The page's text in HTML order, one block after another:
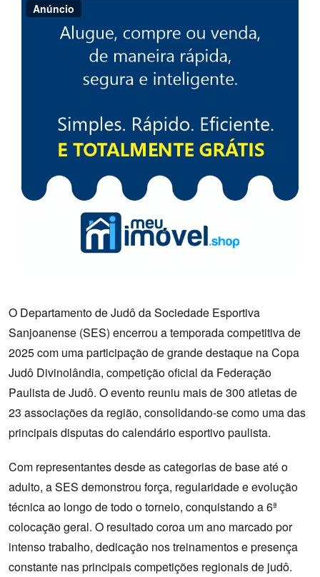
Anúncio
O Departamento de Judô da Sociedade Esportiva
Sanjoanense (SES) encerrou a temporada competitiva de
2025 com uma participação de grande destaque na Copa
Judô Divinolândia, competição oficial da Federação
Paulista de Judô. O evento reuniu mais de 300 atletas de
23 associações da região, consolidando-se como uma das
principais disputas do calendário esportivo paulista.
Com representantes desde as categorias de base até o
adulto, a SES demonstrou força, regularidade e evolução
técnica ao longo de todo o torneio, conquistando a 6ª
colocação geral. O resultado coroa um ano marcado por
intenso trabalho, dedicação nos treinamentos e presença
constante nas principais competições regionais de judô.